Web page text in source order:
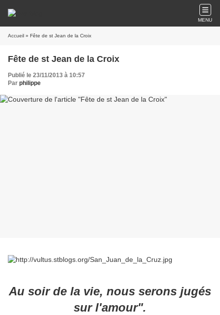
MENU
Accueil » Fête de st Jean de la Croix
Fête de st Jean de la Croix
Publié le 23/11/2013 à 10:57
Par philippe
Au soir de la vie, nous serons jugés
sur l'amour".